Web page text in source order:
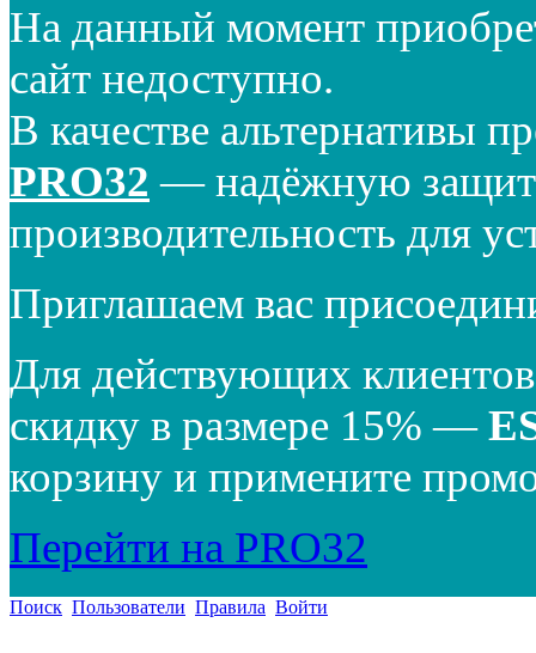
На данный момент
сайт недоступно.
В качестве альтернативы
PRO32 — надёжную
производительность для
Приглашаем вас
Для действующих
скидку в размере 15% —
корзину и примените
Перейти на PRO32
Поиск Пользователи Правила Войти